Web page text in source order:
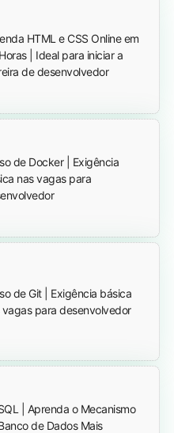
HTML e CSS Online em
| Ideal para iniciar a
de desenvolvedor
de Docker | Exigência
nas vagas para
de Git | Exigência básica
vagas para desenvolvedor
| Aprenda o Mecanismo
de Dados Mais